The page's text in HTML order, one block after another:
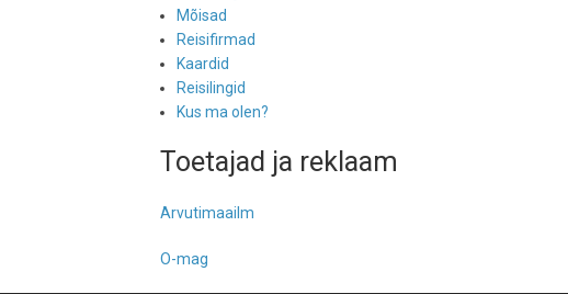
Mõisad
Reisifirmad
Kaardid
Reisilingid
Kus ma olen?
Toetajad ja reklaam
Arvutimaailm
O-mag